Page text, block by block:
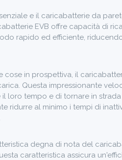
e il caricabatterie da
EVB offre capacità di
rapido ed efficiente,
cose in prospettiva, il
Questa impressionante
il loro tempo e di tornare in
ridurre al minimo i tempi di
degna di nota del
caratteristica assicura